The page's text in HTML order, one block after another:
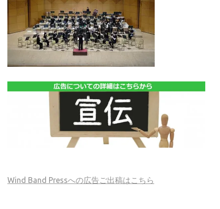
Wind Band Pressへの広告ご出稿はこちら